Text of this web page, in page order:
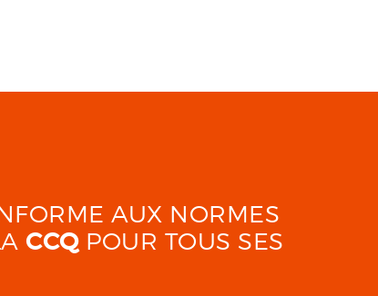
AUX NORMES
CCQPOUR TOUS SES